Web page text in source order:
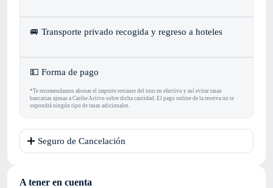
🚐 Transporte privado recogida y regreso a hoteles
‍💵 Forma de pago
*Te recomendamos abonar el importe restante del tour en efectivo y así evitar tasas
bancarias ajenas a Caribe Activo sobre dicha cantidad. El pago online de la reserva no te
supondrá ningún tipo de tasas adicionales.
Seguro de Cancelación
A tener en cuenta